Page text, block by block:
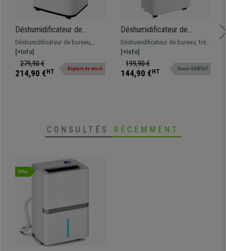
Tension : 220-240 V / 50 Hz
Design compact et fonctionnel
• Idéal pour une pièce jusqu'à 90
Déshumidificateur de
Bureau DRYPRO, Design
Moderne, Réservoir 6L, Noir
et Blanc
Déshumidificateur de bureau,
compact, idéal pour les petits
espaces, réservoir 6L
[+Info]
279,90 €
214,90 € HT Rupture de stock
Déshumidificateur de
Bureau AIRZEN, Réservoir
1,5 L, Silencieux, Blanc
Déshumidificateur de bureau, très
compact, idéal pour les petits
espaces, réservoir 1,5L
[+Info]
199,90 €
144,90 € HT Envoi GRATUIT
CONSULTÉS RÉCEMMENT
Offre